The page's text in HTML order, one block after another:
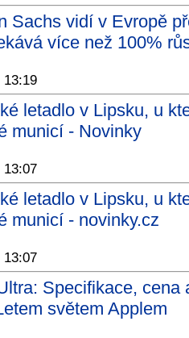
Sachs vidí v Evropě
více než 100%
13:19
letadlo v Lipsku, u
municí - Novinky
13:07
letadlo v Lipsku, u
municí - novinky.cz
13:07
Specifikace,
světem Applem